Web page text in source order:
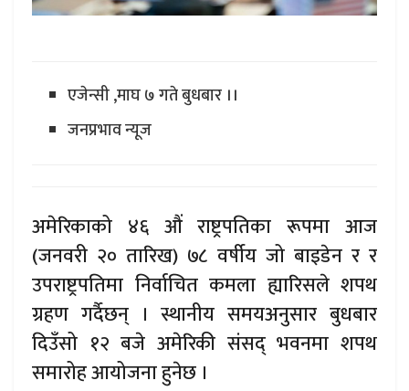
एजेन्सी ,माघ ७ गते बुधबार ।।
जनप्रभाव न्यूज
अमेरिकाको ४६ औं राष्ट्रपतिका रूपमा आज
(जनवरी २० तारिख) ७८ वर्षीय जो बाइडेन र र
उपराष्ट्रपतिमा निर्वाचित कमला ह्यारिसले शपथ
ग्रहण गर्दैछन् । स्थानीय समयअनुसार बुधबार
दिउँसो १२ बजे अमेरिकी संसद् भवनमा शपथ
समारोह आयोजना हुनेछ ।